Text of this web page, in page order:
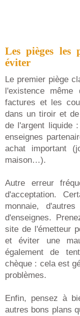
Les pièges les
éviter
Le premier piège
l'existence
factures et les
dans un tiroir et
de l'argent liquide
enseignes
achat important
maison…).
Autre erreur
d'acceptation.
monnaie,
d'enseignes.
site de l'émetteur
et éviter une
également de
chèque : cela est
problèmes.
Enfin, pensez à
autres bons plans